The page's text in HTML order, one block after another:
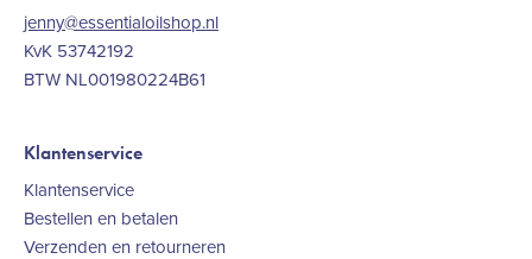
jenny@essentialoilshop.nl
KvK 53742192
BTW NL001980224B61
Klantenservice
Klantenservice
Bestellen en betalen
Verzenden en retourneren